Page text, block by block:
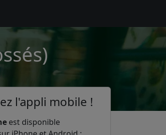
l'appli mobile !
est disponible